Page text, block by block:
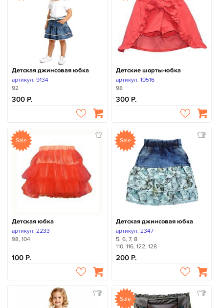
Детская джинсовая юбка
артикул: 9134
92
300
Детские шорты-юбка
артикул: 10516
98
300
Sale
Детская юбка
артикул: 2233
98, 104
100
Sale
Детская джинсовая юбка
артикул: 2347
5, 6, 7, 8
110, 116, 122, 128
200
Sale